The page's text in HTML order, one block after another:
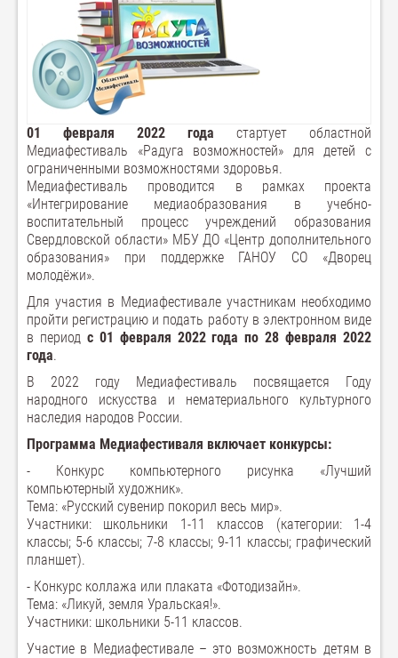
01 февраля 2022 года стартует областной
Медиафестиваль «Радуга возможностей» для детей с
ограниченными возможностями здоровья.
Медиафестиваль проводится в рамках проекта
«Интегрирование медиаобразования в учебно-
воспитательный процесс учреждений образования
Свердловской области» МБУ ДО «Центр дополнительного
образования» при поддержке ГАНОУ СО «Дворец
молодёжи».
Для участия в Медиафестивале участникам необходимо
пройти регистрацию и подать работу в электронном виде
в период с 01 февраля 2022 года по 28 февраля 2022
года.
В 2022 году Медиафестиваль посвящается Году
народного искусства и нематериального культурного
наследия народов России.
Программа Медиафестиваля включает конкурсы:
- Конкурс компьютерного рисунка «Лучший
компьютерный художник».
Тема: «Русский сувенир покорил весь мир».
Участники: школьники 1-11 классов (категории: 1-4
классы; 5-6 классы; 7-8 классы; 9-11 классы; графический
планшет).
- Конкурс коллажа или плаката «Фотодизайн».
Тема: «Ликуй, земля Уральская!».
Участники: школьники 5-11 классов.
Участие в Медиафестивале – это возможность детям в